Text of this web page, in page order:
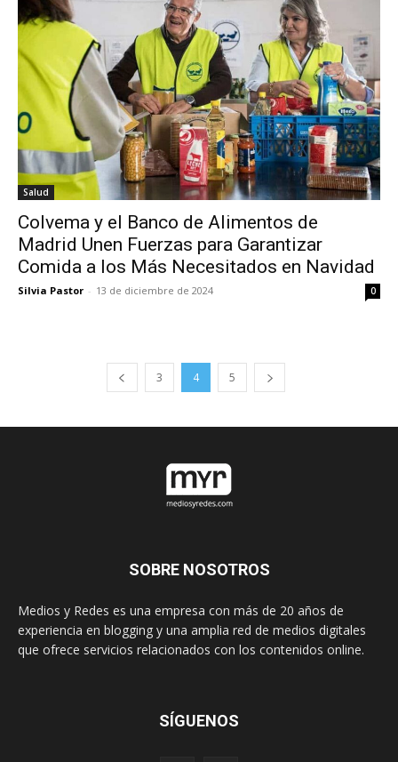
Salud
Colvema y el Banco de Alimentos de
Madrid Unen Fuerzas para Garantizar
Comida a los Más Necesitados en Navidad
Silvia Pastor - 13 de diciembre de 2024 0
3 4 5
SOBRE NOSOTROS
Medios y Redes es una empresa con más de 20 años de
experiencia en blogging y una amplia red de medios digitales
que ofrece servicios relacionados con los contenidos online.
SÍGUENOS